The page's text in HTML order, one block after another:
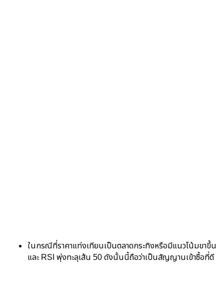
ในกรณีที่ราคาแท่งเทียนเป็นตลาดกระทิงหรือมีแนวโน้มขาขึ้น
และ RSI พุ่งทะลุเส้น 50 ดังนั้นนี้ถือว่าเป็นสัญญานเข้าซื้อที่ดี